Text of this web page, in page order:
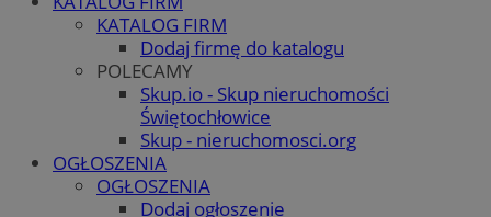
KATALOG FIRM
Dodaj firmę do katalogu
POLECAMY
Skup.io - Skup nieruchomości
Świętochłowice
Skup - nieruchomosci.org
OGŁOSZENIA
OGŁOSZENIA
Dodaj ogłoszenie